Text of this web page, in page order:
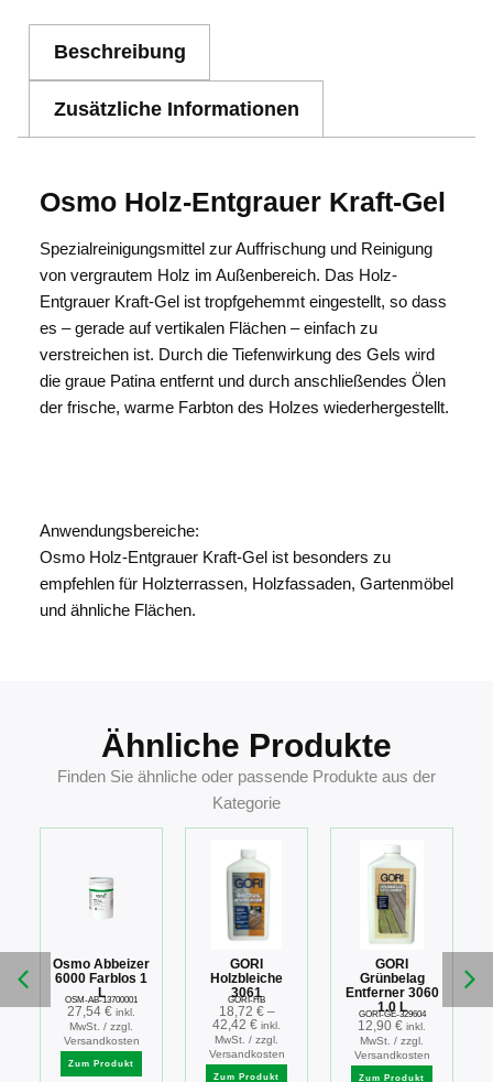
Beschreibung
Zusätzliche Informationen
Osmo Holz-Entgrauer Kraft-Gel
Spezialreinigungsmittel zur Auffrischung und Reinigung
von vergrautem Holz im Außenbereich. Das Holz-
Entgrauer Kraft-Gel ist tropfgehemmt eingestellt, so dass
es – gerade auf vertikalen Flächen – einfach zu
verstreichen ist. Durch die Tiefenwirkung des Gels wird
die graue Patina entfernt und durch anschließendes Ölen
der frische, warme Farbton des Holzes wiederhergestellt.
Anwendungsbereiche:
Osmo Holz-Entgrauer Kraft-Gel ist besonders zu
empfehlen für Holzterrassen, Holzfassaden, Gartenmöbel
und ähnliche Flächen.
Ähnliche Produkte
Finden Sie ähnliche oder passende Produkte aus der
Kategorie
Osmo Abbeizer
6000 Farblos 1
L
OSM-AB-13700001
27,54 € inkl.
MwSt. / zzgl.
Versandkosten
Zum Produkt
GORI
Holzbleiche
3061
GORI-HB
18,72 €–
42,42 € inkl.
MwSt. / zzgl.
Versandkosten
Zum Produkt
GORI
Grünbelag
Entferner 3060
1.0 L
GORI-GE-329604
12,90 € inkl.
MwSt. / zzgl.
Versandkosten
Zum Produkt